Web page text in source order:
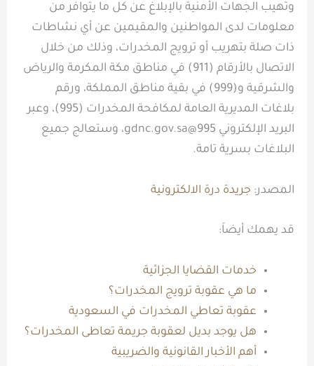
وتهيب الجهات الأمنية بالإبلاغ عن كل ما يتوافر من
معلومات لدى المواطنين والمقيمين عن أي نشاطات
ذات صلة بتهريب أو ترويج المخدرات، وذلك من خلال
الاتصال بالأرقام (911) في مناطق مكة المكرمة والرياض
والشرقية و(999) في بقية مناطق المملكة، ورقم
بلاغات المديرية العامة لمكافحة المخدرات (995)، وعبر
البريد الإلكتروني 995@gdnc.gov.sa، وستعالج جميع
البلاغات بسرية تامة.
المصدر: جريدة درة الالكترونية
قد يهمك أيضاَ:
خدمات القضايا الجزائية
ما هي عقوبة ترويج المخدرات؟
عقوبة تعاطي المخدرات في السعودية
هل يوجد بديل لعقوبة جريمة تعاطى المخدرات؟
أهم الأخبار القانونية والضريبية